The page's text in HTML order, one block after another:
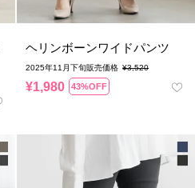
ヘリンボーンワイドパンツ
2025年11月下旬販売価格 ¥3,520
¥1,980 43%OFF